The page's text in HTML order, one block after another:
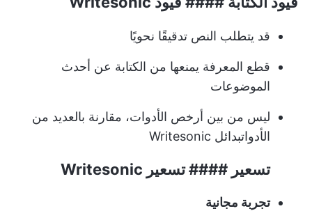
قد يتطلب النص تدقيقًا نحويًا
قطع المعرفة يمنعها من الكتابة عن أحدث
الموضوعات
ليس من بين أرخص الأدوات، مقارنة بالعديد من
الأدواتبدائل Writesonic
تسعير #### تسعير Writesonic
تجربة مجانية